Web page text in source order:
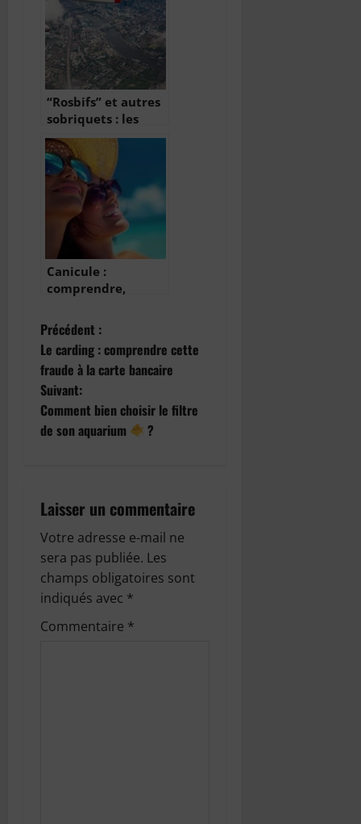
“Rosbifs” et autres
sobriquets : les
surnoms français
des Anglais
Canicule :
comprendre,
N
a
v
i
a
t
i
o
n
Précédent :
Le carding : comprendre cette
fraude à la carte bancaire
Suivant:
Comment bien choisir le filtre
de son aquarium
?
Laisser un commentaire
Votre adresse e-mail ne
sera pas publiée. Les
champs obligatoires sont
indiqués avec *
Commentaire *